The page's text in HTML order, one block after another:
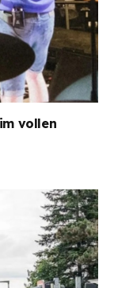
vollen